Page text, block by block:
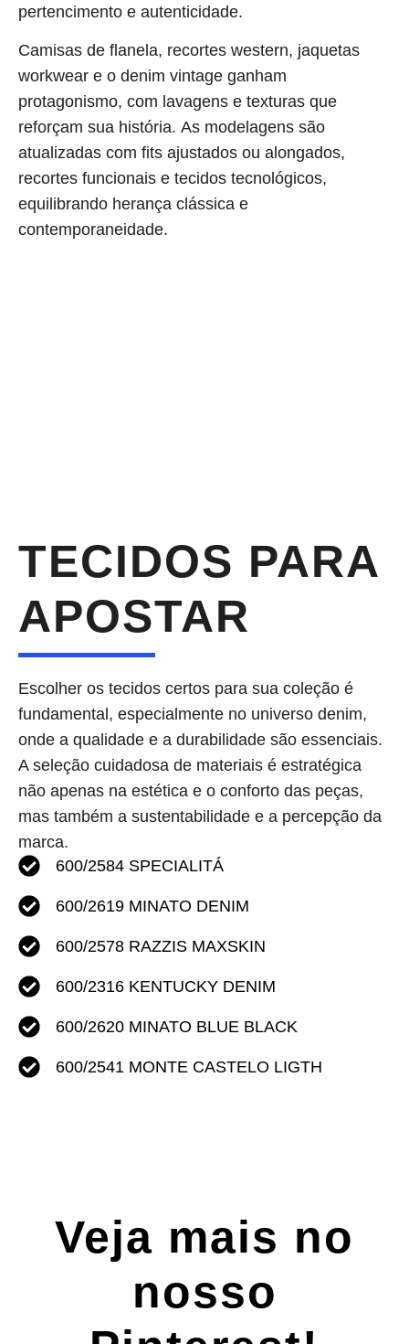
pertencimento e autenticidade.
Camisas de flanela, recortes western, jaquetas
workwear e o denim vintage ganham
protagonismo, com lavagens e texturas que
reforçam sua história. As modelagens são
atualizadas com fits ajustados ou alongados,
recortes funcionais e tecidos tecnológicos,
equilibrando herança clássica e
contemporaneidade.
TECIDOS PARA
APOSTAR
Escolher os tecidos certos para sua coleção é
fundamental, especialmente no universo denim,
onde a qualidade e a durabilidade são essenciais.
A seleção cuidadosa de materiais é estratégica
não apenas na estética e o conforto das peças,
mas também a sustentabilidade e a percepção da
marca.
600/2584 SPECIALITÁ
600/2619 MINATO DENIM
600/2578 RAZZIS MAXSKIN
600/2316 KENTUCKY DENIM
600/2620 MINATO BLUE BLACK
600/2541 MONTE CASTELO LIGTH
Veja mais no
nosso